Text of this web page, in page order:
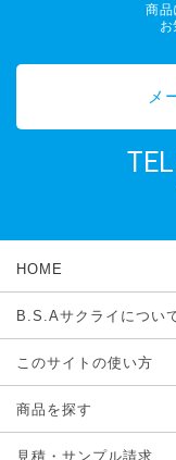
商
メ
HOME
B.S.Aサクライについ
このサイトの使い方
商品を探す
見積・サンプル請求